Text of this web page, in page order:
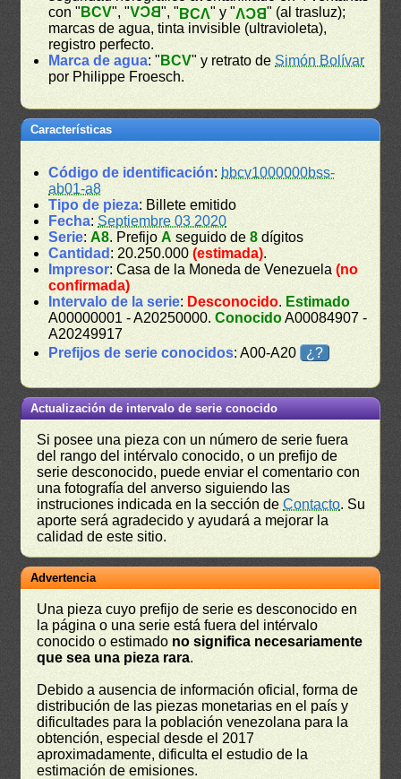
con " BCV", "BCV", "BCV" y "BCV" (al trasluz);
marcas de agua, tinta invisible (ultravioleta),
registro perfecto.
Marca de agua: " BCV" y retrato de Simón Bolívar
por Philippe Froesch.
Características
Código de identificación: bbcv1000000bss-
ab01-a8
Tipo de pieza: Billete emitido
Fecha: Septiembre 03 2020
Serie: A8. PrefijoA seguido de8 dígitos
Cantidad : 20.250.000(estimada).
Impresor: Casa de la Moneda de Venezuela(no
confirmada)
Intervalo de la serie: Desconocido. Estimado
A00000001 - A20250000.ConocidoA00084907 -
A20249917
Prefijos de serie conocidos: A00-A20 ¿?
Actualización de intervalo de serie conocido
Si posee una pieza con un número de serie fuera
del rango del intérvalo conocido, o un prefijo de
serie desconocido, puede enviar el comentario con
una fotografía del anverso siguiendo las
instruciones indicada en la sección deContacto. Su
aporte será agradecido y ayudará a mejorar la
calidad de este sitio.
Advertencia
Una pieza cuyo prefijo de serie es desconocido en
la página o una serie está fuera del intérvalo
conocido o estimado no significa necesariamente
que sea una pieza rara.
Debido a ausencia de información oficial, forma de
distribución de las piezas monetarias en el país y
dificultades para la población venezolana para la
obtención, especial desde el 2017
aproximadamente, dificulta el estudio de la
estimación de emisiones.